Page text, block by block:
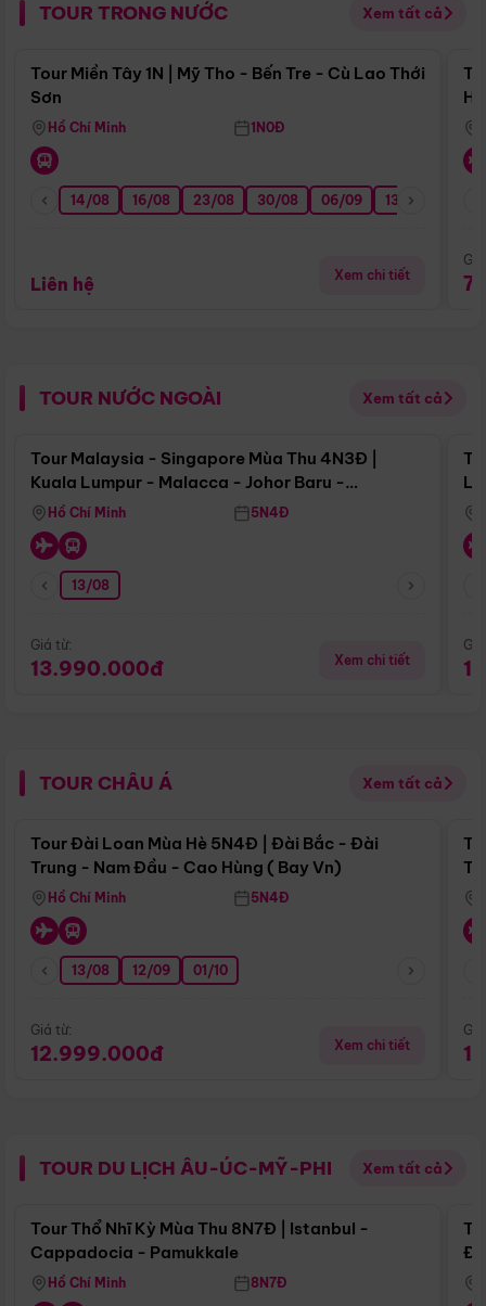
TOUR TRONG NƯỚC Xem tất cả
Điểm nổi bật
Tour Miền Tây 1N | Mỹ Tho - Bến Tre - Cù Lao Thới
Sơn
Hồ Chí Minh 1N0Đ
14/08 16/08 23/08 30/08 06/09 13/09
Liên hệ Xem chi tiết
TOUR NƯỚC NGOÀI Xem tất cả
Điểm nổi bật
Tour Malaysia - Singapore Mùa Thu 4N3Đ |
Kuala Lumpur - Malacca - Johor Baru -
Singapore
Hồ Chí Minh 5N4Đ
13/08
Giá từ:
13.990.000đ Xem chi tiết
TOUR CHÂU Á Xem tất cả
Điểm nổi bật
Tour Đài Loan Mùa Hè 5N4Đ | Đài Bắc - Đài
Trung - Nam Đầu - Cao Hùng ( Bay Vn)
Hồ Chí Minh 5N4Đ
13/08 12/09 01/10
Giá từ:
12.999.000đ Xem chi tiết
TOUR DU LỊCH ÂU-ÚC-MỸ-PHI Xem tất cả
Điểm nổi bật
Tour Thổ Nhĩ Kỳ Mùa Thu 8N7Đ | Istanbul -
Cappadocia - Pamukkale
Hồ Chí Minh 8N7Đ